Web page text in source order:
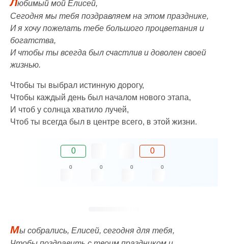
Любимый мой Елисей,
Сегодня мы тебя поздравляем на этом празднике,
И я хочу пожелать тебе большого процветания и
богатства,
И чтобы ты всегда был счастлив и доволен своей
жизнью.
Чтобы ты выбрал истинную дорогу,
Чтобы каждый день был началом нового этапа,
И чтоб у солнца хватило лучей,
Чтоб ты всегда был в центре всего, в этой жизни.
0 0
0 0 0 0
Мы собрались, Елисей, сегодня для тебя,